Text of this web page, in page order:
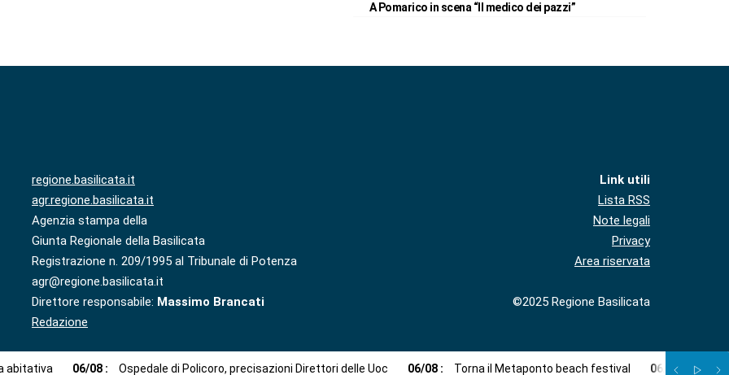
A Pomarico in scena “Il medico dei pazzi”
regione.basilicata.it
agr.regione.basilicata.it
Agenzia stampa della
Giunta Regionale della Basilicata
Registrazione n. 209/1995 al Tribunale di Potenza
agr@regione.basilicata.it
Direttore responsabile: Massimo Brancati
Redazione
Link utili
Lista RSS
Note legali
Privacy
Area riservata
©2025 Regione Basilicata
abitativa 06/08 : Ospedale di Policoro, precisazioni Direttori delle Uoc 06/08 : Torna il Metaponto beach festival 06 08